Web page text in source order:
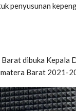
penyusunan
dibuka Kepala
Barat 2021-